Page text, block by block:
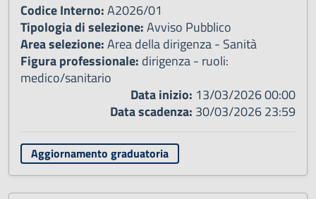
Codice Interno:A2026/01
Tipologia di selezione:Avviso Pubblico
Area selezione:Area della dirigenza - Sanità
Figura professionale: dirigenza - ruoli:
medico/sanitario
Data inizio: 13/03/2026 00:00
Data scadenza: 30/03/2026 23:59
Aggiornamento graduatoria